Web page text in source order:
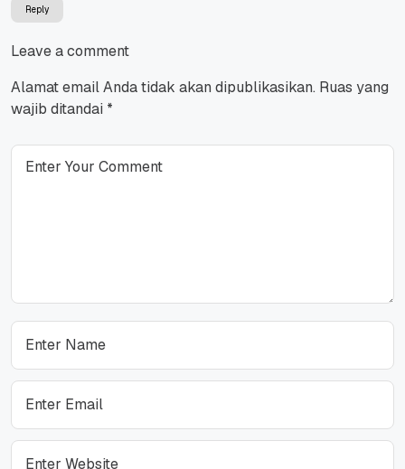
Reply
Leave a comment
Alamat email Anda tidak akan dipublikasikan. Ruas yang
wajib ditandai *